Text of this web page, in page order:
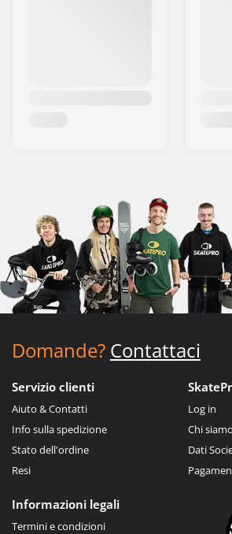
Domande? Contattaci
Servizio clienti
Aiuto & Contatti
Info sulla spedizione
Stato dell'ordine
Resi
Log in
Chi siamo
Dati
Informazioni legali
Termini e condizioni